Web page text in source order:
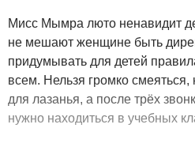
Мисс Мымра люто ненавидит
не мешают женщине быть
придумывать для детей
всем. Нельзя громко смеяться,
для лазанья, а после трёх
нужно находиться в учебных